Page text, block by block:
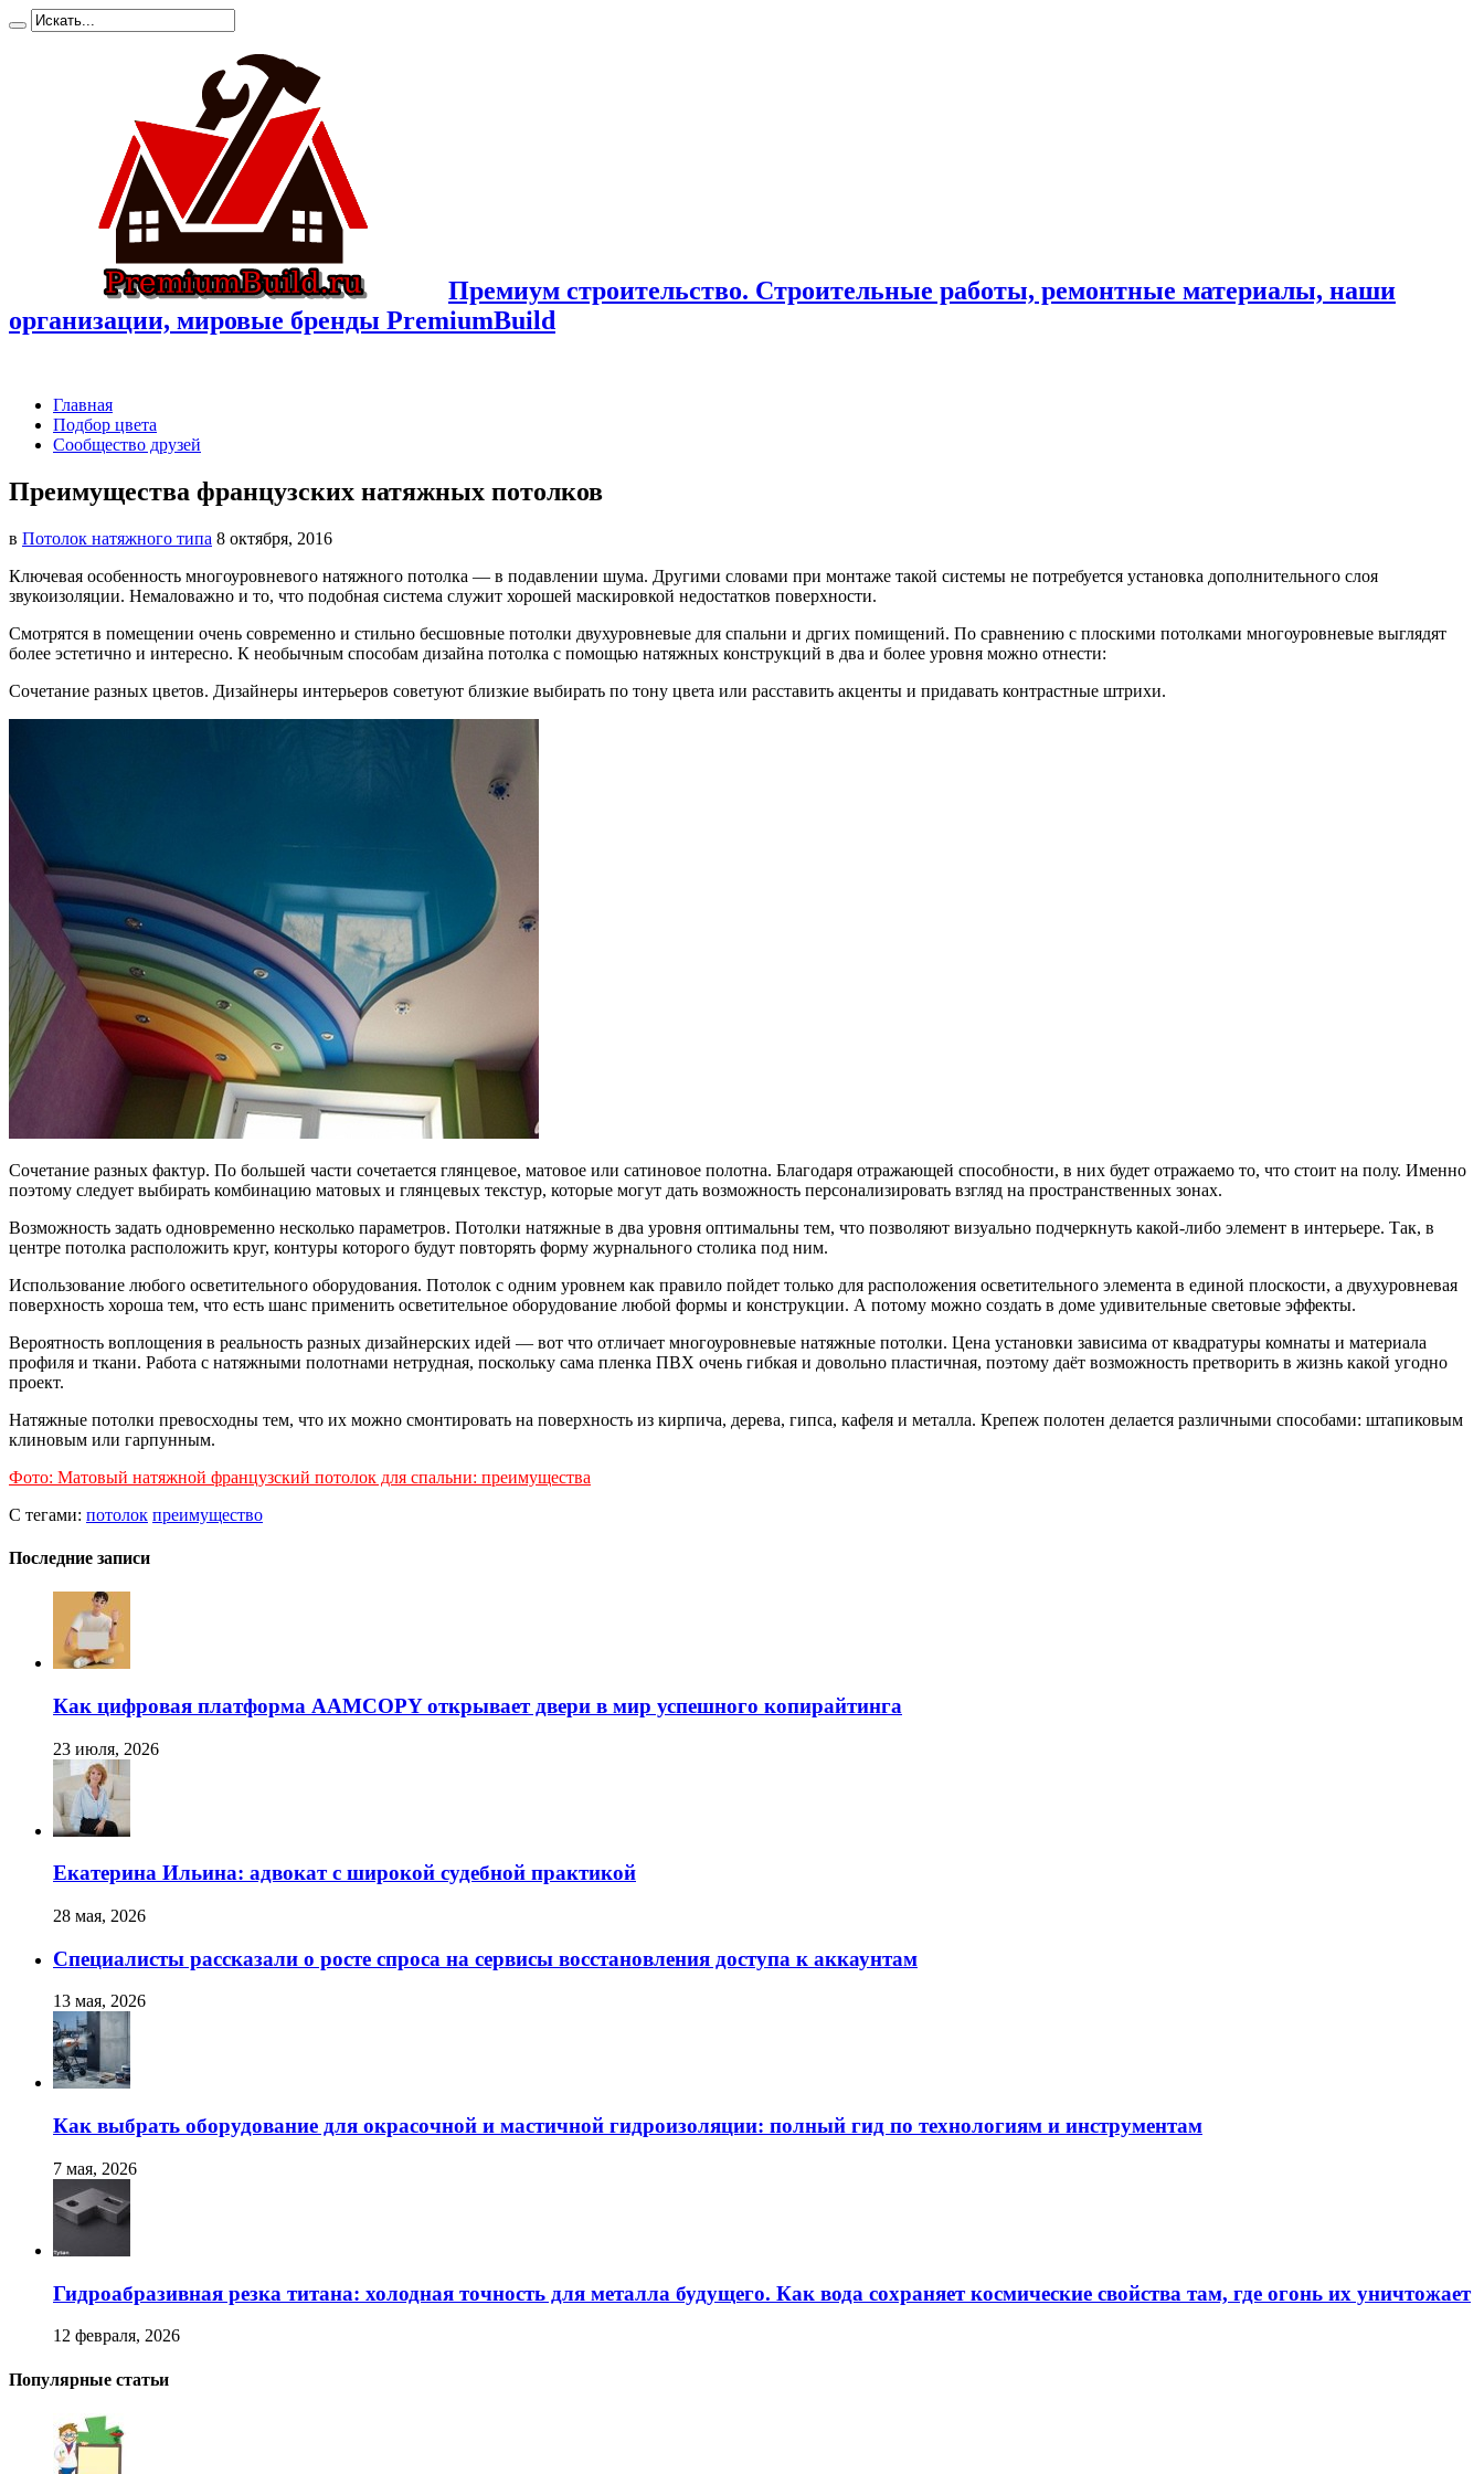
Премиум cтроительство. Cтроительные работы, ремонтные материалы, наши
организации, мировые бренды PremiumBuild
Главная
Подбор цвета
Сообщество друзей
Преимущества французских натяжных потолков
в Потолок натяжного типа 8 октября, 2016
Ключевая особенность многоуровневого натяжного потолка — в подавлении шума. Другими словами при монтаже такой системы не потребуется установка дополнительного слоя
звукоизоляции. Немаловажно и то, что подобная система служит хорошей маскировкой недостатков поверхности.
Смотрятся в помещении очень современно и стильно бесшовные потолки двухуровневые для спальни и дргих помищений. По сравнению с плоскими потолками многоуровневые выглядят
более эстетично и интересно. К необычным способам дизайна потолка с помощью натяжных конструкций в два и более уровня можно отнести:
Сочетание разных цветов. Дизайнеры интерьеров советуют близкие выбирать по тону цвета или расставить акценты и придавать контрастные штрихи.
Сочетание разных фактур. По большей части сочетается глянцевое, матовое или сатиновое полотна. Благодаря отражающей способности, в них будет отражаемо то, что стоит на полу. Именно
поэтому следует выбирать комбинацию матовых и глянцевых текстур, которые могут дать возможность персонализировать взгляд на пространственных зонах.
Возможность задать одновременно несколько параметров. Потолки натяжные в два уровня оптимальны тем, что позволяют визуально подчеркнуть какой-либо элемент в интерьере. Так, в
центре потолка расположить круг, контуры которого будут повторять форму журнального столика под ним.
Использование любого осветительного оборудования. Потолок с одним уровнем как правило пойдет только для расположения осветительного элемента в единой плоскости, а двухуровневая
поверхность хороша тем, что есть шанс применить осветительное оборудование любой формы и конструкции. А потому можно создать в доме удивительные световые эффекты.
Вероятность воплощения в реальность разных дизайнерских идей — вот что отличает многоуровневые натяжные потолки. Цена установки зависима от квадратуры комнаты и материала
профиля и ткани. Работа с натяжными полотнами нетрудная, поскольку сама пленка ПВХ очень гибкая и довольно пластичная, поэтому даёт возможность претворить в жизнь какой угодно
проект.
Натяжные потолки превосходны тем, что их можно смонтировать на поверхность из кирпича, дерева, гипса, кафеля и металла. Крепеж полотен делается различными способами: штапиковым
клиновым или гарпунным.
Фото: Матовый натяжной французский потолок для спальни: преимущества
С тегами: потолок преимущество
Последние записи
Как цифровая платформа AAMCOPY открывает двери в мир успешного копирайтинга
23 июля, 2026
Екатерина Ильина: адвокат с широкой судебной практикой
28 мая, 2026
Специалисты рассказали о росте спроса на сервисы восстановления доступа к аккаунтам
13 мая, 2026
Как выбрать оборудование для окрасочной и мастичной гидроизоляции: полный гид по технологиям и инструментам
7 мая, 2026
Гидроабразивная резка титана: холодная точность для металла будущего. Как вода сохраняет космические свойства там, где огонь их уничтожает
12 февраля, 2026
Популярные статьи